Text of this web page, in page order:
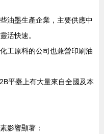
油墨生產企業，主要供應中
活快速。
工原料的公司也兼營印刷油
平臺上有大量來自全國及本
影響顯著：